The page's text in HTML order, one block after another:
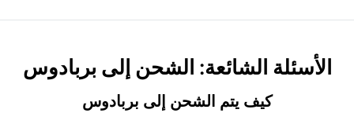
الأسئلة الشائعة: الشحن إلى بربادوس
كيف يتم الشحن إلى بربادوس